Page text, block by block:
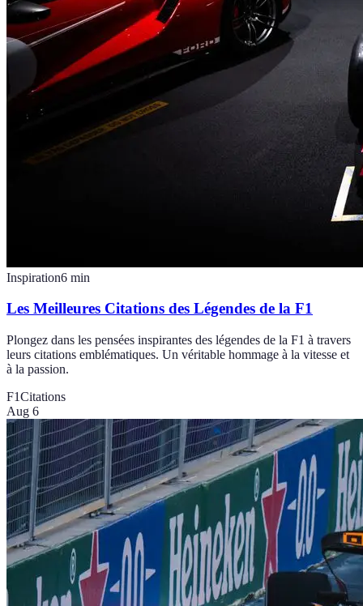
Inspiration6 min
Les Meilleures Citations des Légendes de la F1
Plongez dans les pensées inspirantes des légendes de la F1 à travers
leurs citations emblématiques. Un véritable hommage à la vitesse et
à la passion.
F1Citations
Aug 6